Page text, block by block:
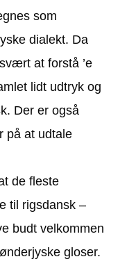
som
dialekt. Da
at forstå ’e
lidt udtryk og
Der er også
på at udtale
de fleste
til rigsdansk –
budt velkommen
gloser.